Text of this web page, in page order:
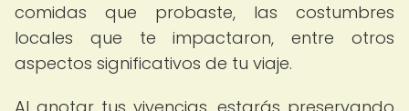
comidas que probaste, las costumbres
locales que te impactaron, entre otros
aspectos significativos de tu viaje.